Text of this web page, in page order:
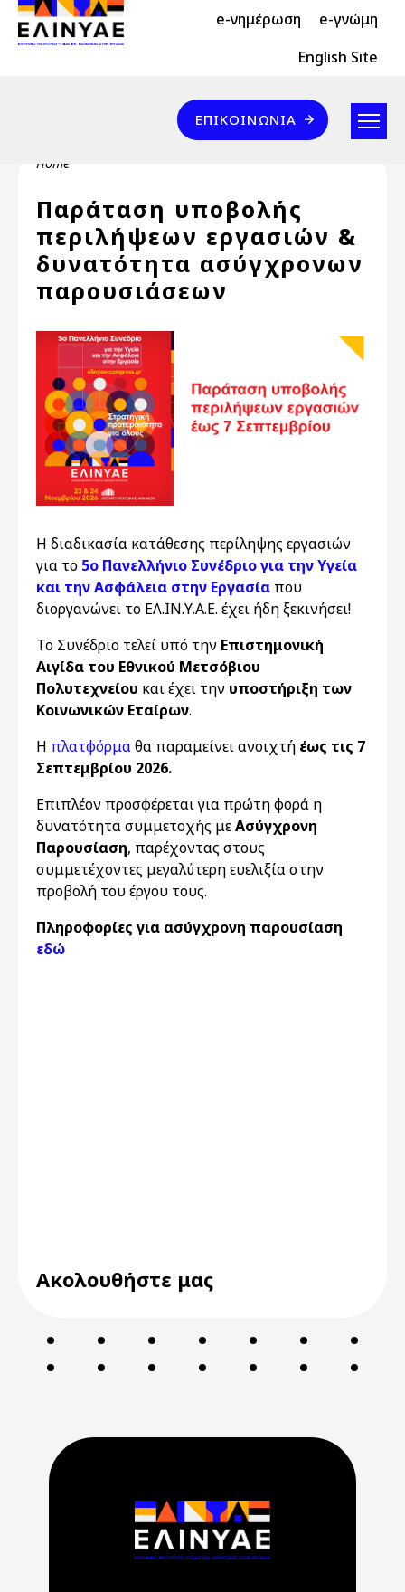
Skip to main content
Header Top 2 e-νημέρωση e-γνώμη
Header Top English Site
Επικοινωνία
ΕΠΙΚΟΙΝΩΝΊΑ
Breadcrumb
Home
Παράταση υποβολής
περιλήψεων εργασιών &
δυνατότητα ασύγχρονων
παρουσιάσεων
H διαδικασία κατάθεσης περίληψης εργασιών
για το 5ο Πανελλήνιο Συνέδριο για την Υγεία
και την Ασφάλεια στην Εργασία που
διοργανώνει το ΕΛ.ΙΝ.Υ.Α.Ε. έχει ήδη ξεκινήσει!
Το Συνέδριο τελεί υπό την Επιστημονική
Αιγίδα του Εθνικού Μετσόβιου
Πολυτεχνείου και έχει την υποστήριξη των
Κοινωνικών Εταίρων.
Η πλατφόρμαθα παραμείνει ανοιχτή έως τις 7
Σεπτεμβρίου 2026.
Επιπλέον προσφέρεται για πρώτη φορά η
δυνατότητα συμμετοχής μεΑσύγχρονη
Παρουσίαση, παρέχοντας στους
συμμετέχοντες μεγαλύτερη ευελιξία στην
προβολή του έργου τους.
Πληροφορίες για ασύγχρονη παρουσίαση
εδώ
Ακολουθήστε μας